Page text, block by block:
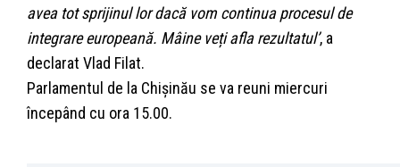
avea tot sprijinul lor dacă vom continua procesul de
integrare europeană. Mâine veți afla rezultatul’, a
declarat Vlad Filat.
Parlamentul de la Chișinău se va reuni miercuri
începând cu ora 15.00.